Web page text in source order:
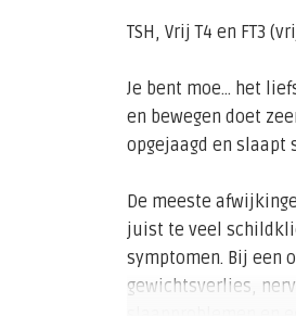
TSH, Vrij T4 en FT3
Je bent moe... het
en bewegen doet
opgejaagd en slaapt
De meeste
juist te veel
symptomen. Bij een
gewichtsverlies,